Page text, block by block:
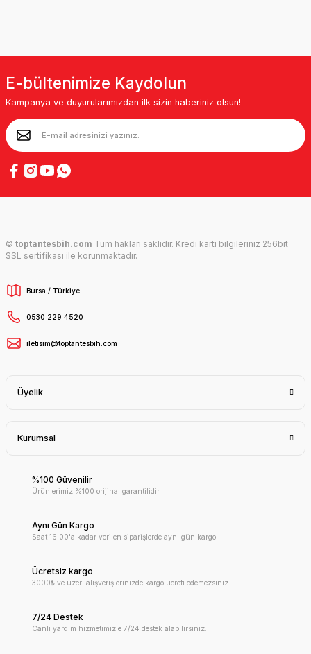
E-bültenimize Kaydolun
Kampanya ve duyurularımızdan ilk sizin haberiniz olsun!
© toptantesbih.com Tüm hakları saklıdır. Kredi kartı bilgileriniz 256bit
SSL sertifikası ile korunmaktadır.
Bursa / Türkiye
0530 229 4520
iletisim@toptantesbih.com
Üyelik
Kurumsal
%100 Güvenilir
Ürünlerimiz %100 orijinal garantilidir.
Aynı Gün Kargo
Saat 16:00'a kadar verilen siparişlerde aynı gün kargo
Ücretsiz kargo
3000₺ ve üzeri alışverişlerinizde kargo ücreti ödemezsiniz.
7/24 Destek
Canlı yardım hizmetimizle 7/24 destek alabilirsiniz.